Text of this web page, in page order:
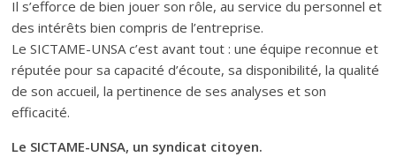
Il s’efforce de bien jouer son rôle, au service du personnel et
des intérêts bien compris de l’entreprise.
Le SICTAME-UNSA c’est avant tout : une équipe reconnue et
réputée pour sa capacité d’écoute, sa disponibilité, la qualité
de son accueil, la pertinence de ses analyses et son
efficacité.
Le SICTAME-UNSA, un syndicat citoyen.